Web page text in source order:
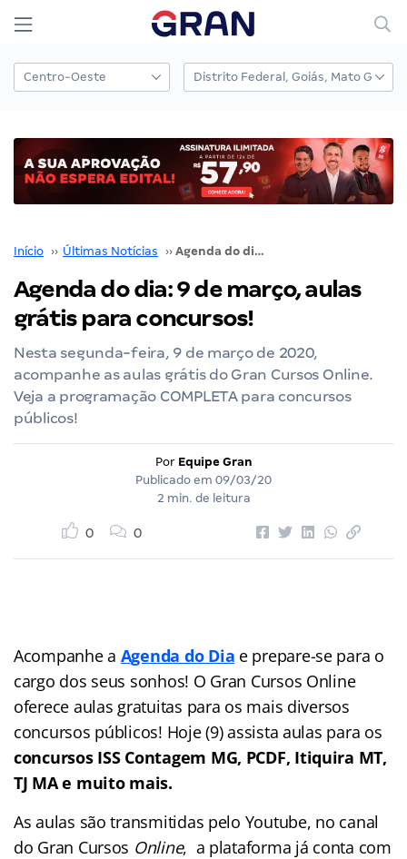
Início ›› Últimas Notícias ›› Agenda do dia: 9 de março, aulas grátis para concursos!
Agenda do dia: 9 de março, aulas
grátis para concursos!
Nesta segunda-feira, 9 de março de 2020,
acompanhe as aulas grátis do Gran Cursos Online.
Veja a programação COMPLETA para concursos
públicos!
Por Equipe Gran
Publicado em 09/03/20
2 min. de leitura
0 0
Acompanhe a Agenda do Dia e prepare-se para o
cargo dos seus sonhos! O Gran Cursos Online
oferece aulas gratuitas para os mais diversos
concursos públicos! Hoje (9) assista aulas para os
concursos ISS Contagem MG, PCDF, Itiquira MT,
TJ MA e muito mais.
As aulas são transmitidas pelo Youtube, no canal
do Gran Cursos Online, a plataforma já conta com